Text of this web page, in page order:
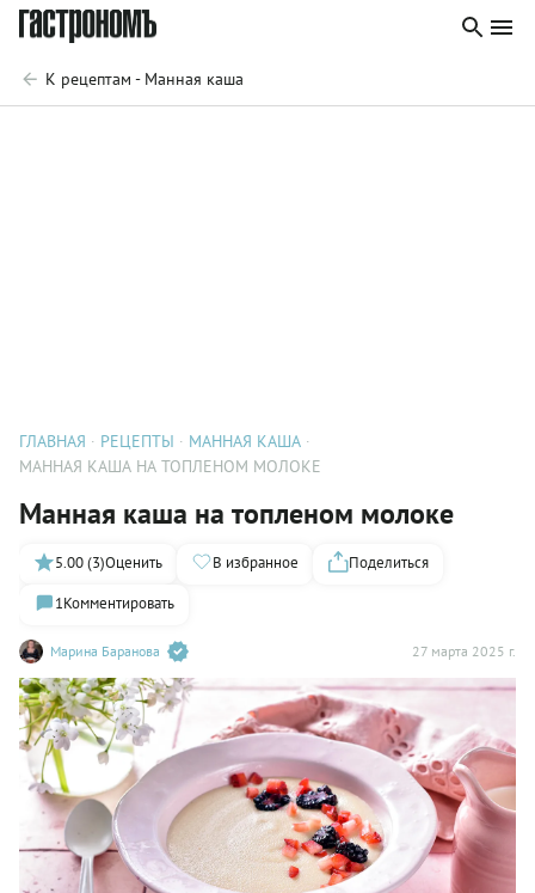
К рецептам - Манная каша
ГЛАВНАЯ РЕЦЕПТЫ
МАННАЯ КАША
МАННАЯ КАША НА ТОПЛЕНОМ МОЛОКЕ
Манная каша на топленом молоке
Марина Баранова 27 марта 2025 г.
5.00 (3)Оценить В избранное
Поделиться
1Комментировать